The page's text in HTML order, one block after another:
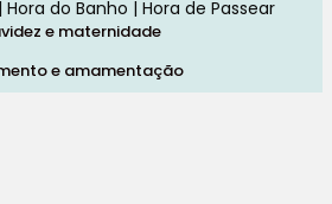
do Banho | Hora de Passear
e maternidade
e amamentação